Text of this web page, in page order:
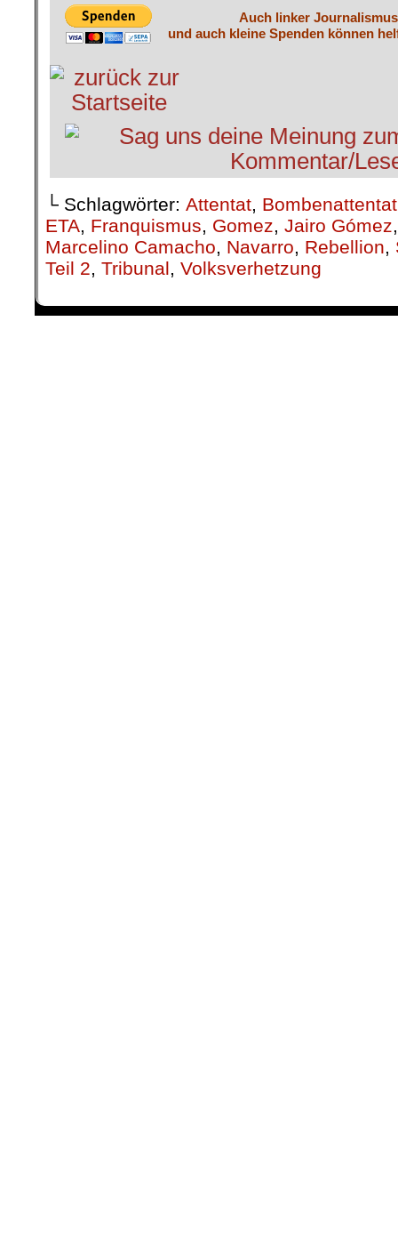
Auch linker
und auch kleine Spenden können
└ Schlagwörter: Attentat, Bombenattentat
ETA, Franquismus, Gomez, Jairo Gómez
Marcelino Camacho, Navarro, Rebellion,
Teil 2, Tribunal, Volksverhetzung